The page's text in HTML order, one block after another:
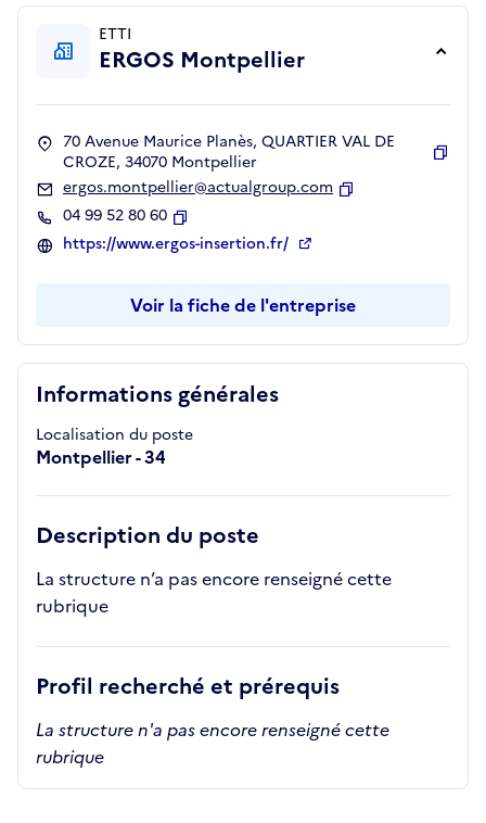
Informations générales
Localisation du poste
Montpellier - 34
Description du poste
La structure n’a pas encore renseigné cette
rubrique
Profil recherché et prérequis
La structure n'a pas encore renseigné cette
rubrique
ETTI
ERGOS Montpellier
70 Avenue Maurice Planès, QUARTIER VAL DE
CROZE, 34070 Montpellier
ergos.montpellier@actualgroup.com
04 99 52 80 60
Copier
https://www.ergos-insertion.fr/
Voir la fiche de l'entreprise